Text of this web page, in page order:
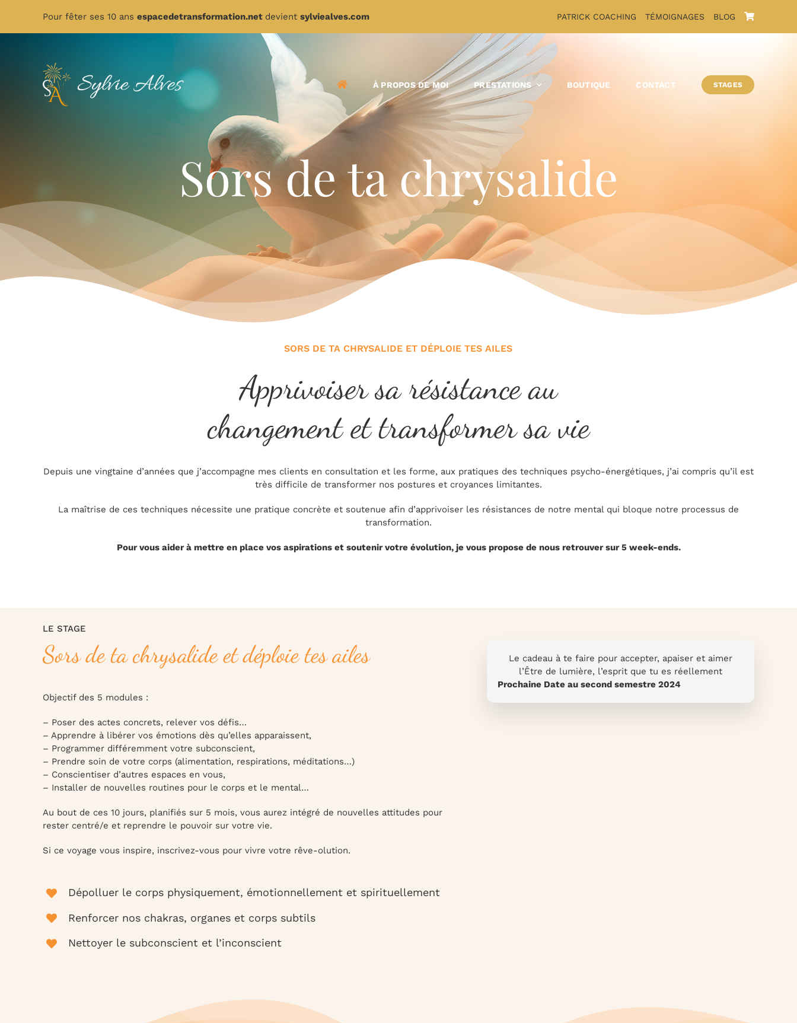
contenu
Pour fêter ses 10 ans espacedetransformation.net devient sylviealves.com PATRICK COACHING TÉMOIGNAGES BLOG
À PROPOS DE MOI PRESTATIONS BOUTIQUE CONTACT STAGES
Sors de ta chrysalide
SORS DE TA CHRYSALIDE ET DÉPLOIE TES AILES
Apprivoiser sa résistance au
changement et transformer sa vie
Depuis une vingtaine d’années que j’accompagne mes clients en consultation et les forme, aux pratiques des techniques psycho-énergétiques, j’ai compris qu’il est
très difficile de transformer nos postures et croyances limitantes.
La maîtrise de ces techniques nécessite une pratique concrète et soutenue afin d’apprivoiser les résistances de notre mental qui bloque notre processus de
transformation.
Pour vous aider à mettre en place vos aspirations et soutenir votre évolution, je vous propose de nous retrouver sur 5 week-ends.
LE STAGE
Sors de ta chrysalide et déploie tes ailes
Objectif des 5 modules :
– Poser des actes concrets, relever vos défis…
– Apprendre à libérer vos émotions dès qu’elles apparaissent,
– Programmer différemment votre subconscient,
– Prendre soin de votre corps (alimentation, respirations, méditations…)
– Conscientiser d’autres espaces en vous,
– Installer de nouvelles routines pour le corps et le mental…
Au bout de ces 10 jours, planifiés sur 5 mois, vous aurez intégré de nouvelles attitudes pour
rester centré/e et reprendre le pouvoir sur votre vie.
Si ce voyage vous inspire, inscrivez-vous pour vivre votre rêve-olution.
Dépolluer le corps physiquement, émotionnellement et spirituellement
Renforcer nos chakras, organes et corps subtils
Nettoyer le subconscient et l’inconscient
Le cadeau à te faire pour accepter, apaiser et aimer
l’Être de lumière, l’esprit que tu es réellement
Prochaine Date au second semestre 2024